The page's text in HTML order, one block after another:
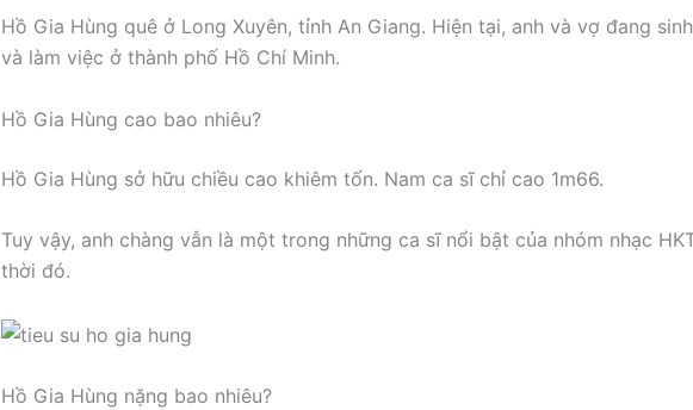
Hồ Gia Hùng quê ở Long Xuyên, tỉnh An Giang. Hiện tại, anh và vợ đang
và làm việc ở thành phố Hồ Chí Minh.
Hồ Gia Hùng cao bao nhiêu?
Hồ Gia Hùng sở hữu chiều cao khiêm tốn. Nam ca sĩ chỉ cao 1m66.
Tuy vậy, anh chàng vẫn là một trong những ca sĩ nổi bật của nhóm nhạc
thời đó.
Hồ Gia Hùng nặng bao nhiêu?